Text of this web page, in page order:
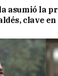
asumió la
clave en